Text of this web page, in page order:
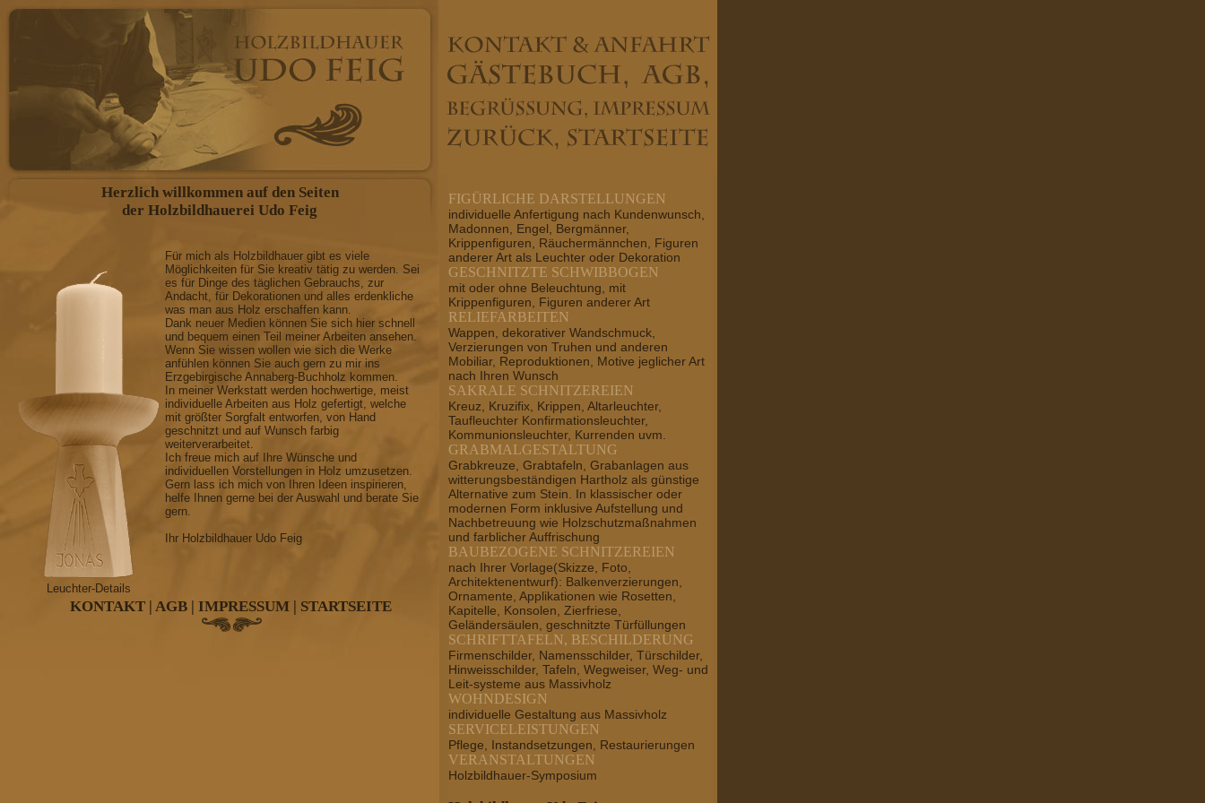
FIGÜRLICHE DARSTELLUNGEN
individuelle Anfertigung nach Kundenwunsch,
Madonnen, Engel, Bergmänner,
Krippenfiguren, Räuchermännchen, Figuren
anderer Art als Leuchter oder Dekoration
GESCHNITZTE SCHWIBBOGEN
mit oder ohne Beleuchtung, mit
Krippenfiguren, Figuren anderer Art
RELIEFARBEITEN
Wappen, dekorativer Wandschmuck,
Verzierungen von Truhen und anderen
Mobiliar, Reproduktionen, Motive jeglicher Art
nach Ihren Wunsch
SAKRALE SCHNITZEREIEN
Kreuz, Kruzifix, Krippen, Altarleuchter,
Taufleuchter Konfirmationsleuchter,
Kommunionsleuchter, Kurrenden uvm.
GRABMALGESTALTUNG
Grabkreuze, Grabtafeln, Grabanlagen aus
witterungsbeständigen Hartholz als günstige
Alternative zum Stein. In klassischer oder
modernen Form inklusive Aufstellung und
Nachbetreuung wie Holzschutzmaßnahmen
und farblicher Auffrischung
BAUBEZOGENE SCHNITZEREIEN
nach Ihrer Vorlage(Skizze, Foto,
Architektenentwurf): Balkenverzierungen,
Ornamente, Applikationen wie Rosetten,
Kapitelle, Konsolen, Zierfriese,
Geländersäulen, geschnitzte Türfüllungen
SCHRIFTTAFELN, BESCHILDERUNG
Firmenschilder, Namensschilder, Türschilder,
Hinweisschilder, Tafeln, Wegweiser, Weg- und
Leit-systeme aus Massivholz
WOHNDESIGN
individuelle Gestaltung aus Massivholz
SERVICELEISTUNGEN
Pflege, Instandsetzungen, Restaurierungen
VERANSTALTUNGEN
Holzbildhauer-Symposium
Herzlich willkommen auf den Seiten
der Holzbildhauerei Udo Feig
Leuchter-Details
Für mich als Holzbildhauer gibt es viele
Möglichkeiten für Sie kreativ tätig zu werden. Sei
es für Dinge des täglichen Gebrauchs, zur
Andacht, für Dekorationen und alles erdenkliche
was man aus Holz erschaffen kann.
Dank neuer Medien können Sie sich hier schnell
und bequem einen Teil meiner Arbeiten ansehen.
Wenn Sie wissen wollen wie sich die Werke
anfühlen können Sie auch gern zu mir ins
Erzgebirgische Annaberg-Buchholz kommen.
In meiner Werkstatt werden hochwertige, meist
individuelle Arbeiten aus Holz gefertigt, welche
mit größter Sorgfalt entworfen, von Hand
geschnitzt und auf Wunsch farbig
weiterverarbeitet.
Ich freue mich auf Ihre Wünsche und
individuellen Vorstellungen in Holz umzusetzen.
Gern lass ich mich von Ihren Ideen inspirieren,
helfe Ihnen gerne bei der Auswahl und berate Sie
gern.
Ihr Holzbildhauer Udo Feig
KONTAKT | AGB | IMPRESSUM | STARTSEITE